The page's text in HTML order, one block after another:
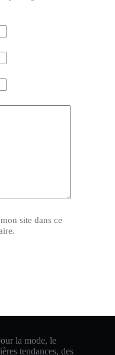
site dans ce
la mode, le
tendances, des